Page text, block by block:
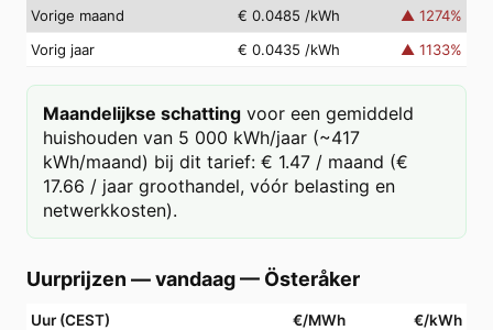
Vorige maand
€ 0.0485 /kWh ▲ 1274%
Vorig jaar
€ 0.0435 /kWh ▲ 1133%
Maandelijkse schatting voor een gemiddeld
huishouden van 5 000 kWh/jaar (~417
kWh/maand) bij dit tarief: € 1.47 / maand (€
17.66 / jaar groothandel, vóór belasting en
netwerkkosten).
Uurprijzen — vandaag— Österåker
Uur (CEST) €/MWh €/kWh